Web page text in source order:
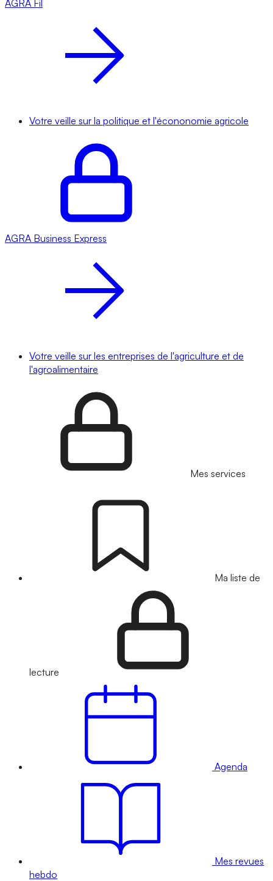
AGRA Fil
Votre veille sur la politique et l'écononomie agricole
AGRA Business Express
Votre veille sur les entreprises de l'agriculture et de
l'agroalimentaire
Mes services
Ma liste de
lecture
Agenda
Mes revues
hebdo